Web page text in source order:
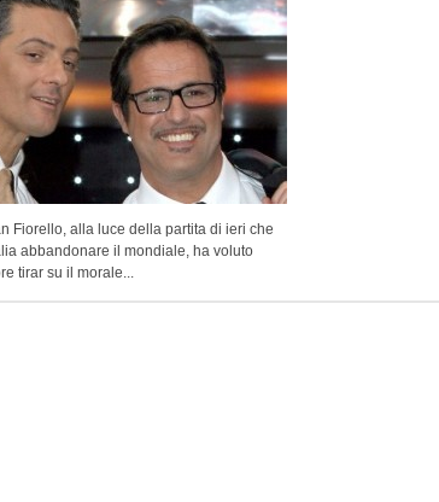
Fiorello, alla luce della partita di ieri che
abbandonare il mondiale, ha voluto
tirar su il morale...